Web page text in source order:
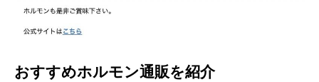
おすすめホルモン通販を紹介